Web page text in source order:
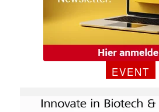
EVENT